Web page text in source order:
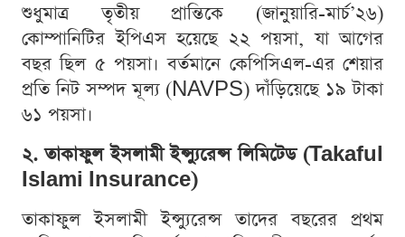
শুধুমাত্র তৃতীয় প্রান্তিকে (জানুয়ারি-মার্চ’২৬)
কোম্পানিটির ইপিএস হয়েছে ২২ পয়সা, যা আগের
বছর ছিল ৫ পয়সা। বর্তমানে কেপিসিএল-এর শেয়ার
প্রতি নিট সম্পদ মূল্য (NAVPS) দাঁড়িয়েছে ১৯ টাকা
৬১ পয়সা।
২. তাকাফুল ইসলামী ইন্স্যুরেন্স লিমিটেড (Takaful
Islami Insurance)
তাকাফুল ইসলামী ইন্স্যুরেন্স তাদের বছরের প্রথম